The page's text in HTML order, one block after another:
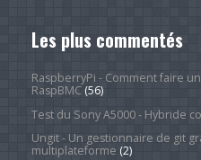
Les plus commentés
RaspberryPi - Comment faire
RaspBMC(56)
Test du Sony A5000 - Hybride
Ungit - Un gestionnaire de git
multiplateforme (2)